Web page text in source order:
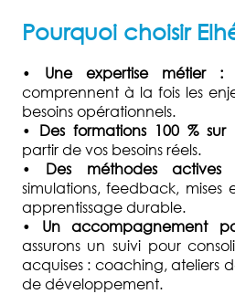
Pourquoi choisir
• Une expertise métier :
comprennent à la fois les
besoins opérationnels.
• Des formations 100 % sur
partir de vos besoins réels.
• Des méthodes actives
simulations, feedback,
apprentissage durable.
• Un accompagnement
assurons un suivi pour
acquises : coaching, ateliers
de développement.